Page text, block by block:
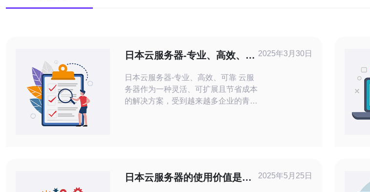
日本云服务器-专业、高效、可
日本云服务器-专业、高效、可靠 云服
务器作为一种灵活、可扩展且节省成本
的解决方案，受到越来越多企业的青
务，满足企业对于服务器性能和
2025年3月30日
日本云服务器的使用价值是什
2025年5月25日